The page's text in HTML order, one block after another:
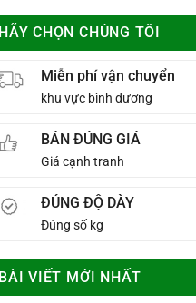
HÃY CHỌN CHÚNG TÔI
Miễn phí vận chuyển
khu vực bình dương
BÁN ĐÚNG GIÁ
Giá cạnh tranh
ĐÚNG ĐỘ DÀY
Đúng số kg
BÀI VIẾT MỚI NHẤT